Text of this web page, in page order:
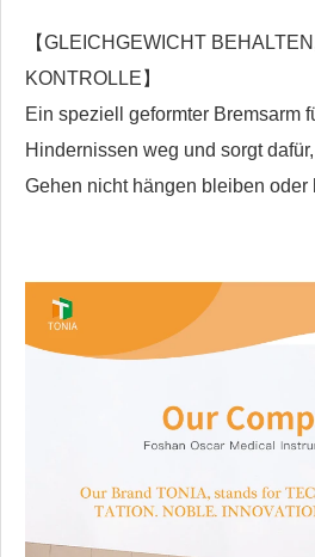
【GLEICHGEWICHT
KONTROLLE】
Ein speziell geformter Bremsarm
Hindernissen weg und sorgt
Gehen nicht hängen bleiben oder